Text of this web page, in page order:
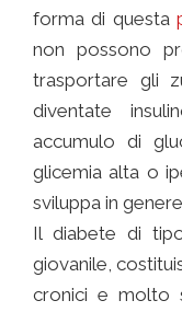
forma di questa
non possono
trasportare gli
diventate
accumulo di
glicemia alta o
sviluppa in
Il diabete di
giovanile,
cronici e molto